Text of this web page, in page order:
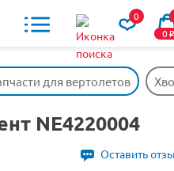
0
0o
для вертолетов
NE4220004
Оставить